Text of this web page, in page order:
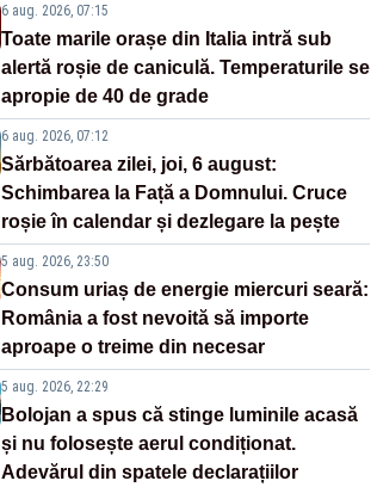
6 aug. 2026, 07:15
Toate marile orașe din Italia intră sub
alertă roșie de caniculă. Temperaturile se
apropie de 40 de grade
6 aug. 2026, 07:12
Sărbătoarea zilei, joi, 6 august:
Schimbarea la Față a Domnului. Cruce
roșie în calendar și dezlegare la pește
5 aug. 2026, 23:50
Consum uriaș de energie miercuri seară:
România a fost nevoită să importe
aproape o treime din necesar
5 aug. 2026, 22:29
Bolojan a spus că stinge luminile acasă
și nu folosește aerul condiționat.
Adevărul din spatele declarațiilor